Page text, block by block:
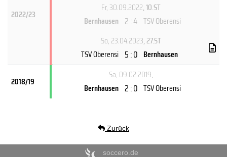
2022/23
Fr, 30.09.2022, 10.ST
Bernhausen 2 : 4 TSV Oberensi
So, 23.04.2023, 27.ST
TSV Oberensi 5 : 0 Bernhausen
2018/19
Sa, 09.02.2019,
Bernhausen 2 : 0 TSV Oberensi
Zurück
soccero.de